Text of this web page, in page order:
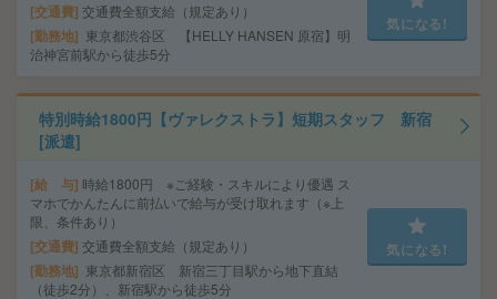
交通費 交通費全額支給（規定あり）
勤務地
東京都渋谷区 【HELLY HANSEN 原宿】明
治神宮前駅から徒歩5分
気になる!
特別時給1800円【ヴァレクストラ】短期スタッフ 新宿
[派遣]
給 与 時給1800円 ※ご経験・スキルにより優遇 ス
マホでかんたんに前払いで給与が受け取れます（※上
限、条件あり）
交通費 交通費全額支給（規定あり）
勤務地
東京都新宿区 新宿三丁目駅から地下直結
（徒歩2分）、新宿駅から徒歩5分
気になる!